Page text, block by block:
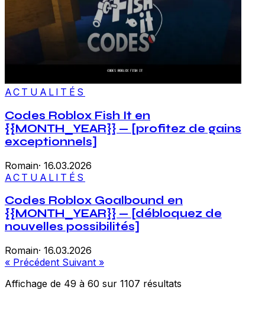
ACTUALITÉS
Codes Roblox Fish It en
{{MONTH_YEAR}} — [profitez de gains
exceptionnels]
Romain· 16.03.2026
ACTUALITÉS
Codes Roblox Goalbound en
{{MONTH_YEAR}} — [débloquez de
nouvelles possibilités]
Romain· 16.03.2026
« Précédent Suivant »
Affichage de 49 à 60 sur 1107 résultats